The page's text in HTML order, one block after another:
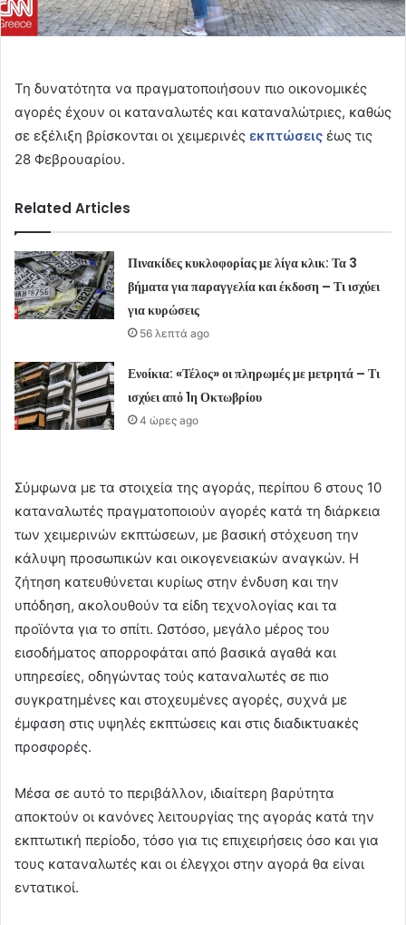
Τη δυνατότητα να πραγματοποιήσουν πιο οικονομικές
αγορές έχουν οι καταναλωτές και καταναλώτριες, καθώς
σε εξέλιξη βρίσκονται οι χειμερινές εκπτώσεις έως τις
28 Φεβρουαρίου.
Related Articles
Πινακίδες κυκλοφορίας με λίγα κλικ: Τα 3
βήματα για παραγγελία και έκδοση – Τι ισχύει
για κυρώσεις
56 λεπτά ago
Ενοίκια: «Τέλος» οι πληρωμές με μετρητά – Τι
ισχύει από 1η Οκτωβρίου
4 ώρες ago
Σύμφωνα με τα στοιχεία της αγοράς, περίπου 6 στους 10
καταναλωτές πραγματοποιούν αγορές κατά τη διάρκεια
των χειμερινών εκπτώσεων, με βασική στόχευση την
κάλυψη προσωπικών και οικογενειακών αναγκών. Η
ζήτηση κατευθύνεται κυρίως στην ένδυση και την
υπόδηση, ακολουθούν τα είδη τεχνολογίας και τα
προϊόντα για το σπίτι. Ωστόσο, μεγάλο μέρος του
εισοδήματος απορροφάται από βασικά αγαθά και
υπηρεσίες, οδηγώντας τούς καταναλωτές σε πιο
συγκρατημένες και στοχευμένες αγορές, συχνά με
έμφαση στις υψηλές εκπτώσεις και στις διαδικτυακές
προσφορές.
Μέσα σε αυτό το περιβάλλον, ιδιαίτερη βαρύτητα
αποκτούν οι κανόνες λειτουργίας της αγοράς κατά την
εκπτωτική περίοδο, τόσο για τις επιχειρήσεις όσο και για
τους καταναλωτές και οι έλεγχοι στην αγορά θα είναι
εντατικοί.